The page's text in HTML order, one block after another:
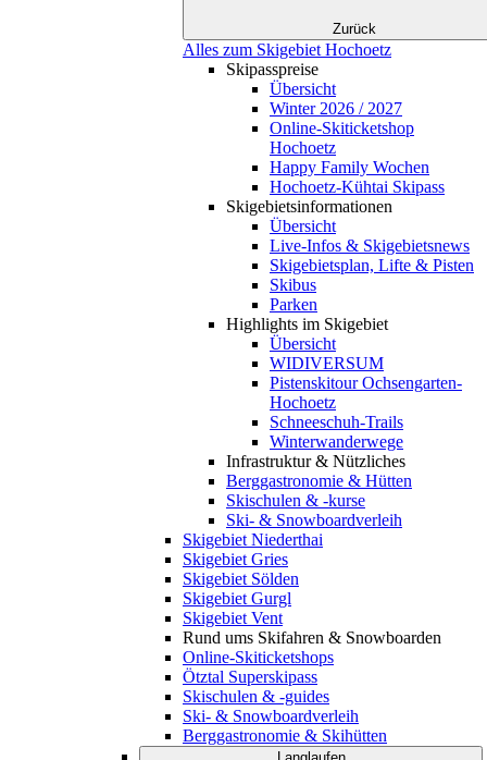
Zurück
Alles zum Skigebiet Hochoetz
Skipasspreise
Übersicht
Winter 2026 / 2027
Online-Skiticketshop
Hochoetz
Happy Family Wochen
Hochoetz-Kühtai Skipass
Skigebietsinformationen
Übersicht
Live-Infos & Skigebietsnews
Skigebietsplan, Lifte & Pisten
Skibus
Parken
Highlights im Skigebiet
Übersicht
WIDIVERSUM
Pistenskitour Ochsengarten-
Hochoetz
Schneeschuh-Trails
Winterwanderwege
Infrastruktur & Nützliches
Berggastronomie & Hütten
Skischulen & -kurse
Ski- & Snowboardverleih
Skigebiet Niederthai
Skigebiet Gries
Skigebiet Sölden
Skigebiet Gurgl
Skigebiet Vent
Rund ums Skifahren & Snowboarden
Online-Skiticketshops
Ötztal Superskipass
Skischulen & -guides
Ski- & Snowboardverleih
Berggastronomie & Skihütten